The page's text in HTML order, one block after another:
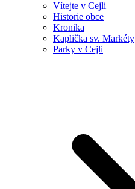
Vítejte v Cejli
Historie obce
Kronika
Kaplička sv. Markéty
Parky v Cejli